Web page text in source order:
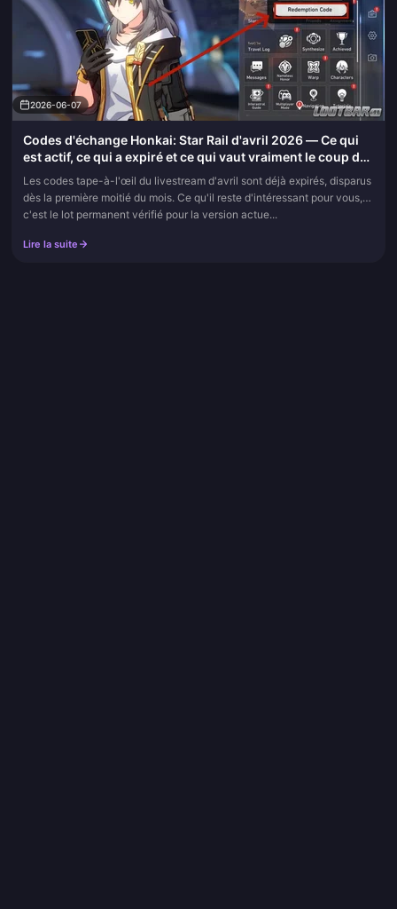
2026-06-07
Codes d'échange Honkai: Star Rail d'avril 2026 — Ce qui
est actif, ce qui a expiré et ce qui vaut vraiment le coup de
se dépêcher
Les codes tape-à-l'œil du livestream d'avril sont déjà expirés, disparus
dès la première moitié du mois. Ce qu'il reste d'intéressant pour vous,
c'est le lot permanent vérifié pour la version actue...
Lire la suite